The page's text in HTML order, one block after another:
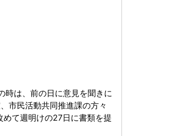
時は、前の日に意見を聞きに
市民活動共同推進課の方々
て週明けの27日に書類を提